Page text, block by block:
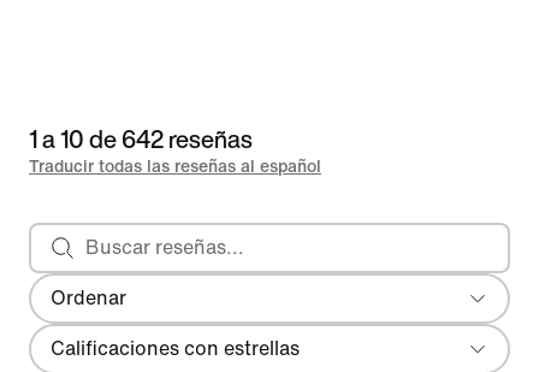
1 a 10 de 642 reseñas
Traducir todas las reseñas al español
Ordenar
Más reciente
Buscar reseñas
Filtro
Calificaciones con estrellas